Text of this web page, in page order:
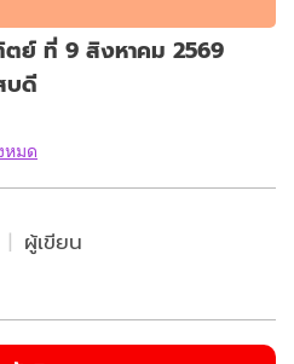
ตย์ ที่ 9 สิงหาคม 2569
บดี
หมด
ผู้เขียน